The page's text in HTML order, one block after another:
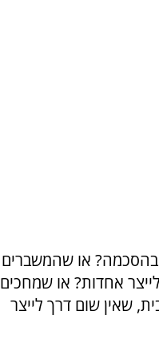
בהסכמה? או שהמשברים
אחדות? או שמחכים
שאין שום דרך לייצר